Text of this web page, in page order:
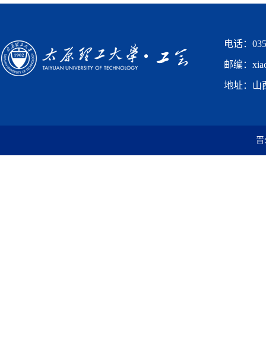
电话：
邮编：
地址：山
晋